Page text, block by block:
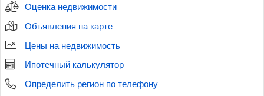
Оценка недвижимости
Объявления на карте
Цены на недвижимость
Ипотечный калькулятор
Определить регион по телефону